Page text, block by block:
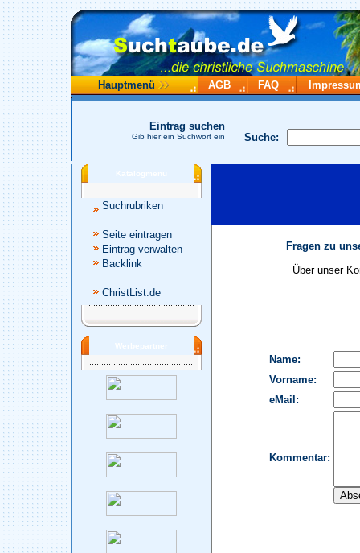
Hauptmenü AGB FAQ
Suche:
Eintrag suchen
Gib hier ein Suchwort ein
Katalogmenü
Suchrubriken
Seite eintragen
Eintrag verwalten
Backlink
ChristList.de
Werbepartner
Fragen zu
Über unser